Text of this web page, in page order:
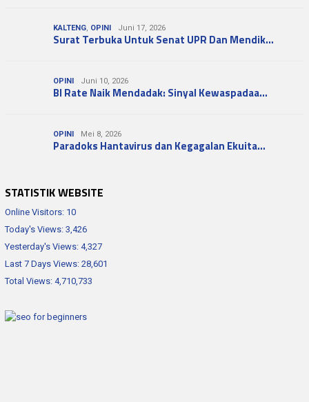
KALTENG OPINI Juni 17, 2026
Surat Terbuka Untuk Senat UPR Dan Mendik…
OPINI Juni 10, 2026
BI Rate Naik Mendadak: Sinyal Kewaspadaa…
OPINI Mei 8, 2026
Paradoks Hantavirus dan Kegagalan Ekuita…
STATISTIK WEBSITE
Online Visitors: 10
Today's Views: 3,426
Yesterday's Views: 4,327
Last 7 Days Views: 28,601
Total Views: 4,710,733